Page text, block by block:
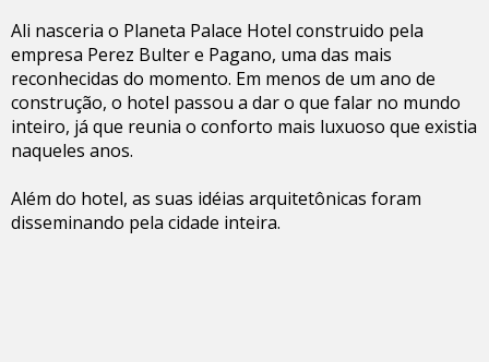
Ali nasceria o Planeta Palace Hotel construido pela
empresa Perez Bulter e Pagano, uma das mais
reconhecidas do momento. Em menos de um ano de
construção, o hotel passou a dar o que falar no mundo
inteiro, já que reunia o conforto mais luxuoso que existia
naqueles anos.
Além do hotel, as suas idéias arquitetônicas foram
disseminando pela cidade inteira.